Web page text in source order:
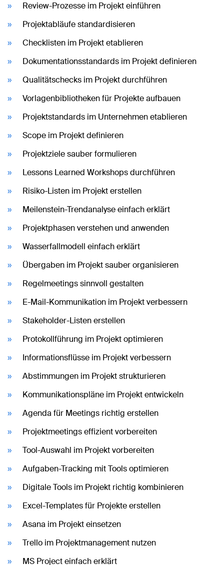
Review-Prozesse im Projekt einführen
Projektabläufe standardisieren
Checklisten im Projekt etablieren
Dokumentationsstandards im Projekt definieren
Qualitätschecks im Projekt durchführen
Vorlagenbibliotheken für Projekte aufbauen
Projektstandards im Unternehmen etablieren
Scope im Projekt definieren
Projektziele sauber formulieren
Lessons Learned Workshops durchführen
Risiko-Listen im Projekt erstellen
Meilenstein-Trendanalyse einfach erklärt
Projektphasen verstehen und anwenden
Wasserfallmodell einfach erklärt
Übergaben im Projekt sauber organisieren
Regelmeetings sinnvoll gestalten
E-Mail-Kommunikation im Projekt verbessern
Stakeholder-Listen erstellen
Protokollführung im Projekt optimieren
Informationsflüsse im Projekt verbessern
Abstimmungen im Projekt strukturieren
Kommunikationspläne im Projekt entwickeln
Agenda für Meetings richtig erstellen
Projektmeetings effizient vorbereiten
Tool-Auswahl im Projekt vorbereiten
Aufgaben-Tracking mit Tools optimieren
Digitale Tools im Projekt richtig kombinieren
Excel-Templates für Projekte erstellen
Asana im Projekt einsetzen
Trello im Projektmanagement nutzen
MS Project einfach erklärt